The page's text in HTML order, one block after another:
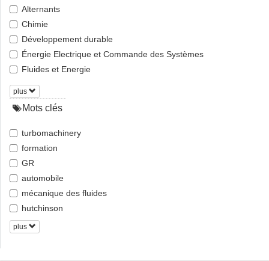
Alternants
Chimie
Développement durable
Énergie Electrique et Commande des Systèmes
Fluides et Energie
plus
Mots clés
turbomachinery
formation
GR
automobile
mécanique des fluides
hutchinson
plus